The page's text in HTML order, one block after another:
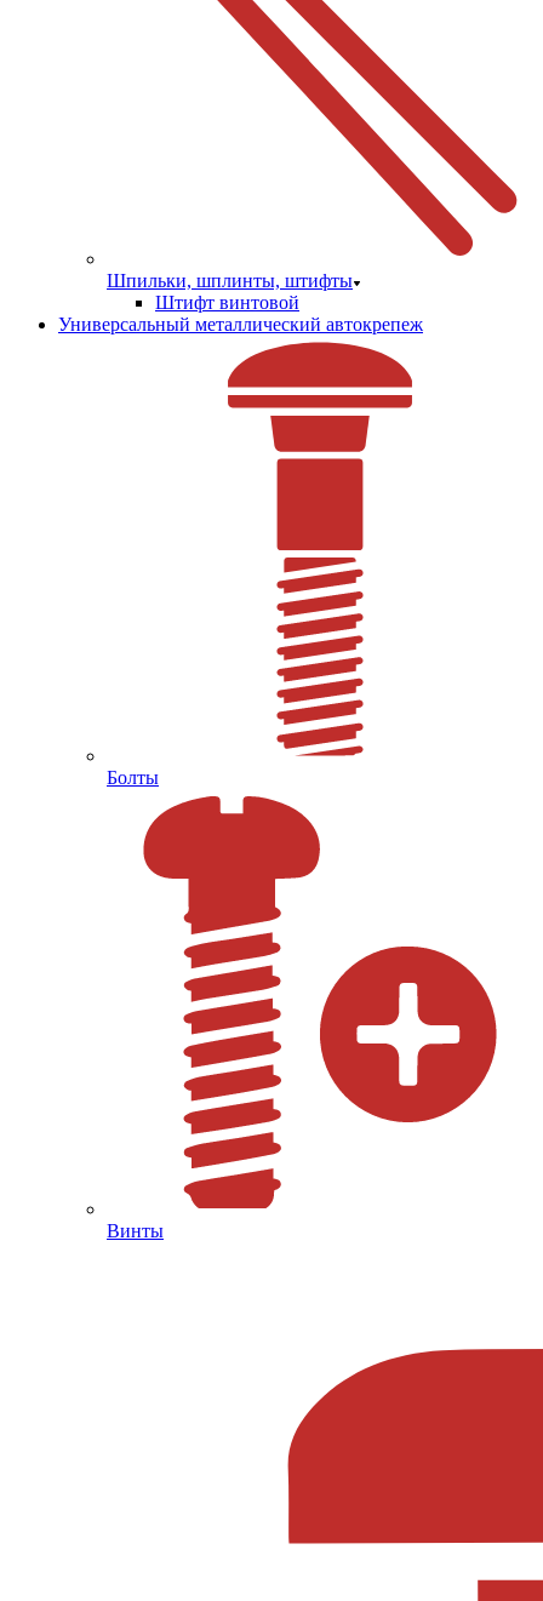
Шпильки, шплинты, штифты
Штифт винтовой
Универсальный металлический автокрепеж
Болты
Винты